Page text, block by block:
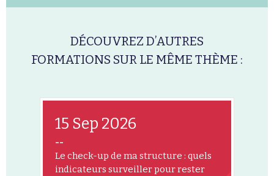
DÉCOUVREZ D’AUTRES
FORMATIONS SUR LE MÊME THÈME :
15 Sep 2026
--
Le check-up de ma structure : quels
indicateurs surveiller pour rester